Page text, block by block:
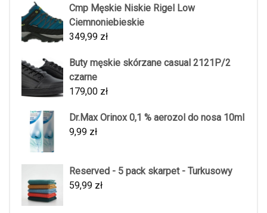
Cmp Męskie Niskie Rigel Low
Ciemnoniebieskie
349,99 zł
Buty męskie skórzane casual 2121P/2
czarne
179,00 zł
Dr.Max Orinox 0,1 % aerozol do nosa 10ml
9,99 zł
Reserved - 5 pack skarpet - Turkusowy
59,99 zł